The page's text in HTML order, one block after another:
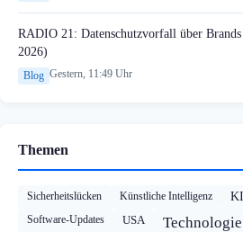
RADIO 21: Datenschutzvorfall über
2026)
Blog Gestern, 11:49 Uhr
Themen
Sicherheitslücken Künstliche Intelligenz
Software-Updates USA Technologie